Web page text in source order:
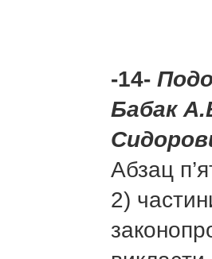
-14-
Бабак
Абзац
2)